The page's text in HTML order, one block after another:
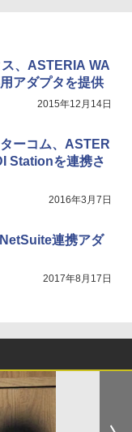
、ASTERIA WA
アダプタを提供
2015年12月14日
ーコム、ASTER
Stationを連携さ
2016年3月7日
連携アダ
2017年8月17日